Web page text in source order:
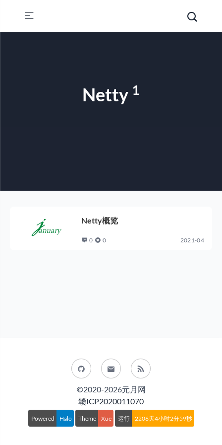
Netty 1
Netty概览
0 0 2021-04
©2020-2026元月网
赣ICP2020011070
Powered Halo Theme Xue 运行 2206天4小时3分0秒